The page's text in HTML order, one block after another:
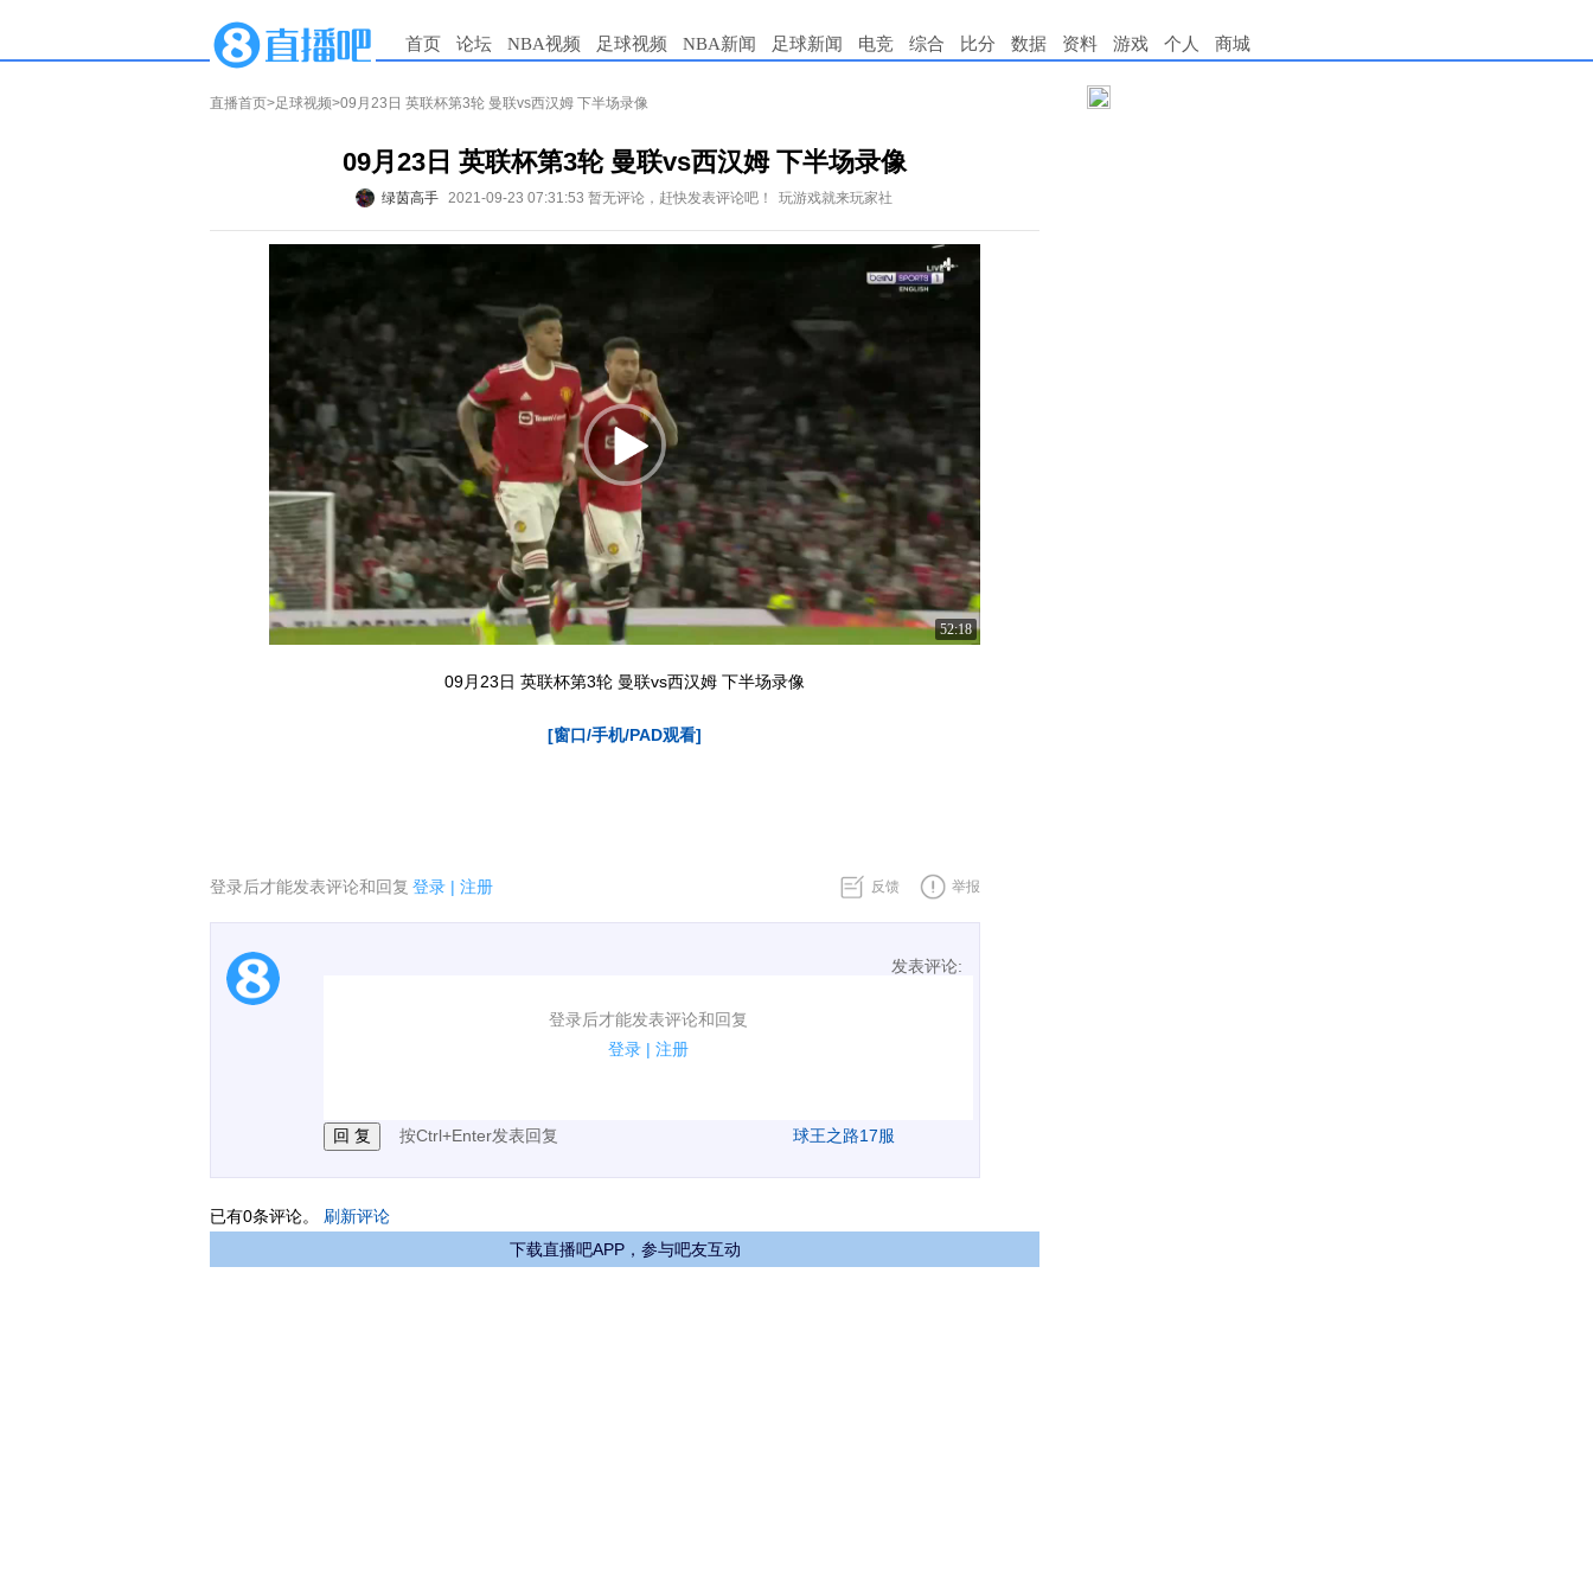
首页 论坛 NBA视频 足球视频 NBA新闻 足球新闻 电竞 综合 比分 数据 资料 游戏 个人 商城
直播首页>足球视频>09月23日 英联杯第3轮 曼联vs西汉姆 下半场录像
09月23日 英联杯第3轮 曼联vs西汉姆 下半场录像
绿茵高手 2021-09-23 07:31:53 暂无评论，赶快发表评论吧！ 玩游戏就来玩家社
52:18
09月23日 英联杯第3轮 曼联vs西汉姆 下半场录像
[窗口/手机/PAD观看]
登录后才能发表评论和回复 登录 | 注册 反馈 举报
发表评论:
登录后才能发表评论和回复
登录 | 注册
1.电脑端新用户可以发表评论了！
按Ctrl+Enter发表回复 球王之路17服
已有0条评论。 刷新评论
下载直播吧APP，参与吧友互动